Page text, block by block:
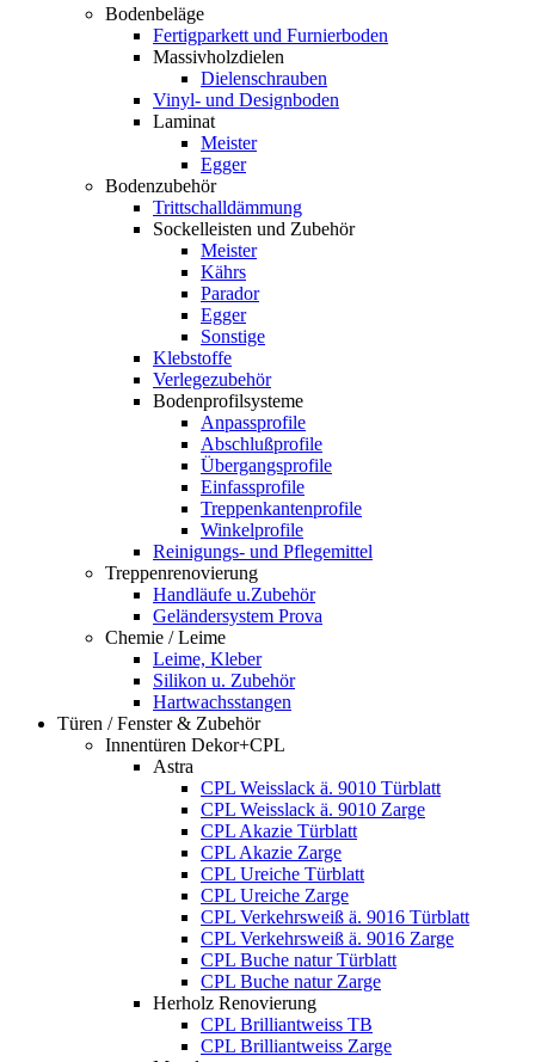
Bodenbeläge
Fertigparkett und Furnierboden
Massivholzdielen
Dielenschrauben
Vinyl- und Designboden
Laminat
Meister
Egger
Bodenzubehör
Trittschalldämmung
Sockelleisten und Zubehör
Meister
Kährs
Parador
Egger
Sonstige
Klebstoffe
Verlegezubehör
Bodenprofilsysteme
Anpassprofile
Abschlußprofile
Übergangsprofile
Einfassprofile
Treppenkantenprofile
Winkelprofile
Reinigungs- und Pflegemittel
Treppenrenovierung
Handläufe u.Zubehör
Geländersystem Prova
Chemie / Leime
Leime, Kleber
Silikon u. Zubehör
Hartwachsstangen
Türen / Fenster & Zubehör
Innentüren Dekor+CPL
Astra
CPL Weisslack ä. 9010 Türblatt
CPL Weisslack ä. 9010 Zarge
CPL Akazie Türblatt
CPL Akazie Zarge
CPL Ureiche Türblatt
CPL Ureiche Zarge
CPL Verkehrsweiß ä. 9016 Türblatt
CPL Verkehrsweiß ä. 9016 Zarge
CPL Buche natur Türblatt
CPL Buche natur Zarge
Herholz Renovierung
CPL Brilliantweiss TB
CPL Brilliantweiss Zarge